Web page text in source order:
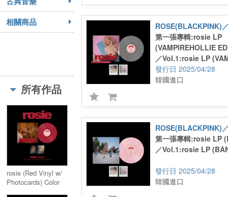
相關商品
所有作品
rosie (Red Vinyl w/
Photocards) Color
第一張專輯:rosie LP
(VAMPIREHOLLIE
／Vol.1:rosie LP
EDITION CLEAR)
2025/04/28
韓國進口
第一張專輯:rosie LP
／Vol.1:rosie LP
2025/04/28
韓國進口